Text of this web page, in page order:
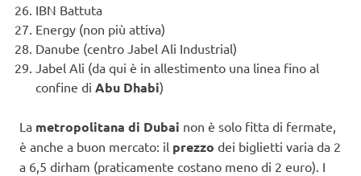
IBN Battuta
Energy (non più attiva)
Danube (centro Jabel Ali Industrial)
Jabel Ali (da qui è in allestimento una linea fino al
confine di Abu Dhabi)
La metropolitana di Dubai non è solo fitta di fermate,
è anche a buon mercato: il prezzo dei biglietti varia da 2
a 6,5 dirham (praticamente costano meno di 2 euro). I